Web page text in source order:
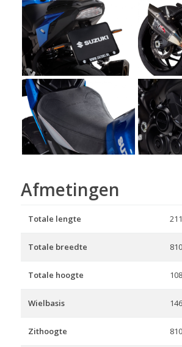
Afmetingen
Totale lengte
Totale breedte
Totale hoogte
Wielbasis
Zithoogte